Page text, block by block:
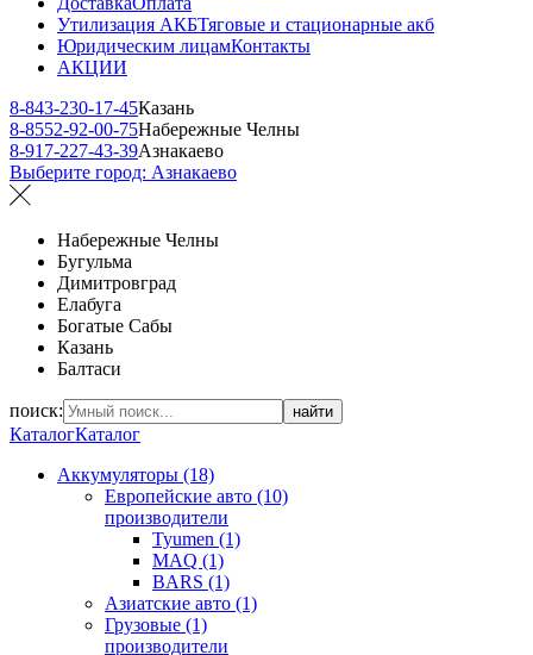
Утилизация АКБТяговые и стационарные акб
Юридическим лицамКонтакты
АКЦИИ
8-843-230-17-45Казань
8-8552-92-00-75Набережные Челны
8-917-227-43-39Азнакаево
Выберите город: Азнакаево
Набережные Челны
Бугульма
Димитровград
Елабуга
Богатые Сабы
Казань
Балтаси
поиск: найти
КаталогКаталог
Аккумуляторы (18)
Европейские авто (10)
производители
Tyumen (1)
MAQ (1)
BARS (1)
Азиатские авто (1)
Грузовые (1)
производители